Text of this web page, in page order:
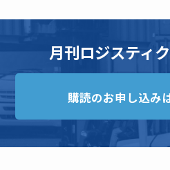
月刊ロジスティ
購読のお申し込み